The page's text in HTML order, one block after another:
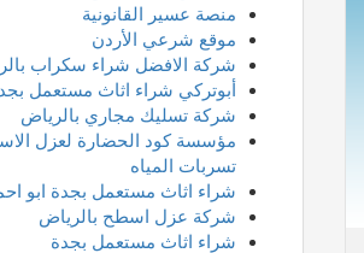
منصة عسير القانونية
موقع شرعي الأردن
شركة الافضل شراء سكراب
أبوتركي شراء اثاث مستعمل
شركة تسليك مجاري بالرياض
مؤسسة كود الحضارة لعزل
تسربات المياه
شراء اثاث مستعمل بجدة ابو
شركة عزل اسطح بالرياض
شراء اثاث مستعمل بجدة